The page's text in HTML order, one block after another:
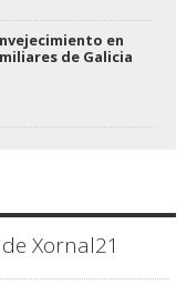
en
de Galicia
Xornal21